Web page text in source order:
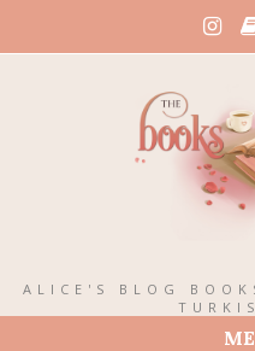
ALICE'S BLOG